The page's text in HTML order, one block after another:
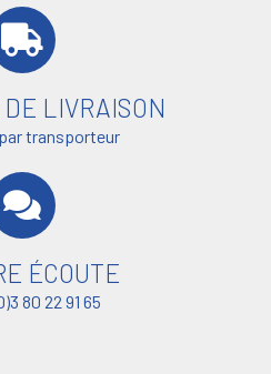
LIVRAISON
transporteur
ÉCOUTE
80 22 91 65